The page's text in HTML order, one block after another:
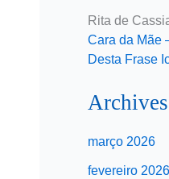
Rita de
Cara da Mãe
Desta Frase
Archives
março 2026
fevereiro 2026